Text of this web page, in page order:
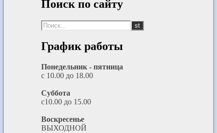
Поиск по сайту
График работы
Понедельник - пятница
с 10.00 до 18.00
Суббота
с10.00 до 15.00
Воскресенье
ВЫХОДНОЙ